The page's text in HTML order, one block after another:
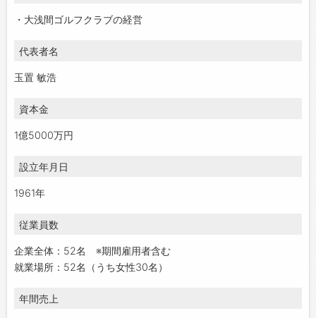
・大浅間ゴルフクラブの経営
代表者名
玉置 敏浩
資本金
1億5000万円
設立年月日
1961年
従業員数
企業全体：52名 ※期間雇用者含む
就業場所：52名（うち女性30名）
年間売上